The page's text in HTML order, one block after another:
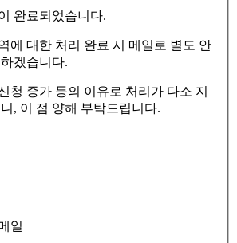
완료되었습니다.
에 대한 처리 완료 시 메일로 별도 안
겠습니다.
청 증가 등의 이유로 처리가 다소 지
, 이 점 양해 부탁드립니다.
일